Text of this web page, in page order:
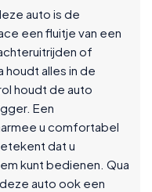
auto is de
een fluitje van een
of
houdt alles in de
houdt de auto
Een
u comfortabel
dat u
kunt bedienen. Qua
auto ook een